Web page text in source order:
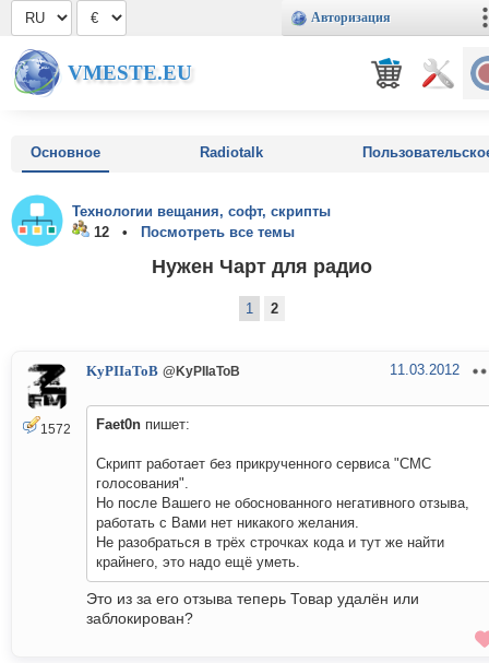
Авторизация
VMESTE.EU
Основное Radiotalk
Технологии вещания, софт, скрипты
12 •
Посмотреть все темы
Нужен Чарт для радио
1 2
1572
KyPIIaToB @KyPIIaToB 11.03.2012
Faet0n пишет:
Скрипт работает без прикрученного сервиса "СМС
голосования".
Но после Вашего не обоснованного негативного отзыва,
работать с Вами нет никакого желания.
Не разобраться в трёх строчках кода и тут же найти
крайнего, это надо ещё уметь.
Это из за его отзыва теперь Товар удалён или
заблокирован?